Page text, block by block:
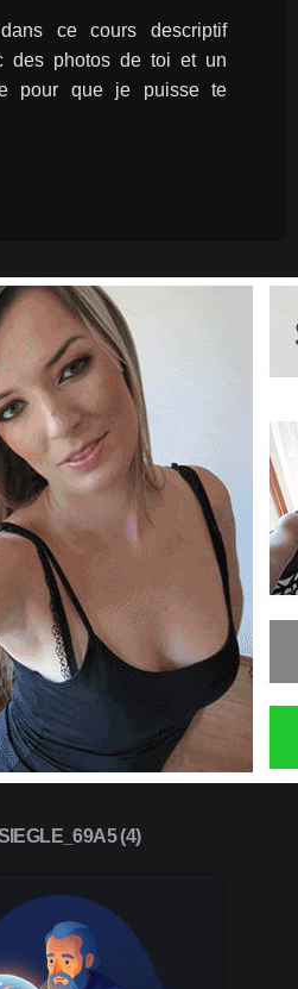
ce cours descriptif
des photos de toi et un
pour que je puisse te
(4)